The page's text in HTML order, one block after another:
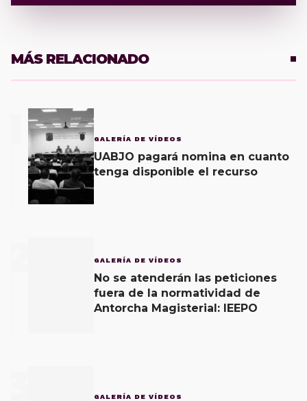
MÁS RELACIONADO
GALERÍA DE VÍDEOS
UABJO pagará nomina en cuanto
tenga disponible el recurso
GALERÍA DE VÍDEOS
No se atenderán las peticiones
fuera de la normatividad de
Antorcha Magisterial: IEEPO
GALERÍA DE VÍDEOS